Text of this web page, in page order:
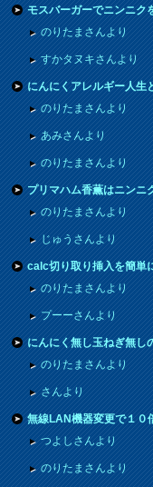
モスバーガーでニンニク
のりたまさんより
すかタヌキさんより
にんにくアレルギー人生
のりたまさんより
あみさんより
のりたまさんより
プリマハム香薫はニンニ
のりたまさんより
じゅうさんより
calc切り取り挿入を簡単
のりたまさんより
プーーさんより
にんにく無し玉ねぎ無し
のりたまさんより
さんより
無線LAN機器変更で１０
つよしさんより
のりたまさんより